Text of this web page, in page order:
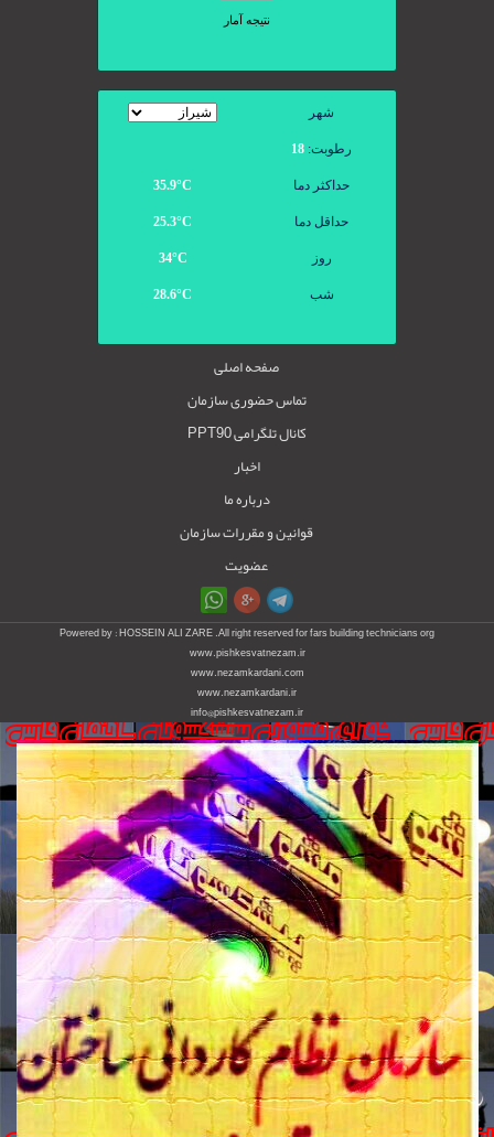
شهر
رطوبت: 18
حداکثر دما 35.9°С
حداقل دما 25.3°С
روز 34°С
شب 28.6°С
صفحه اصلی
تماس حضوری سازمان
کانال تلگرامی PPT90
اخبار
درباره ما
قوانین و مقررات سازمان
عضویت
Powered by : HOSSEIN ALI ZARE .All right reserved for fars building technicians org
www.pishkesvatnezam.ir
www.nezamkardani.com
www.nezamkardani.ir
info@pishkesvatnezam.ir